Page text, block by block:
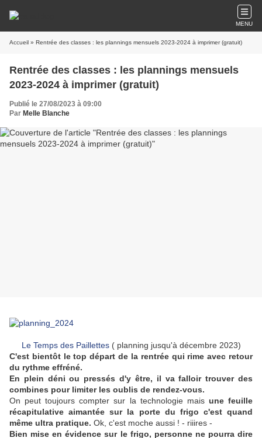
MENU
Accueil » Rentrée des classes : les plannings mensuels 2023-2024 à imprimer (gratuit)
Rentrée des classes : les plannings mensuels
2023-2024 à imprimer (gratuit)
Publié le 27/08/2023 à 09:00
Par Melle Blanche
Le Temps des Paillettes( planning jusqu'à décembre 2023)
C'est bientôt le top départ de la rentrée qui rime avec retour
du rythme effréné.
En plein déni ou pressés d'y être, il va falloir trouver des
combines pour limiter les oublis de rendez-vous.
On peut toujours compter sur la technologie mais une feuille
récapitulative aimantée sur la porte du frigo c'est quand
même ultra pratique. Ok, c'est moche aussi ! - riiires -
Bien mise en évidence sur le frigo, personne ne pourra dire